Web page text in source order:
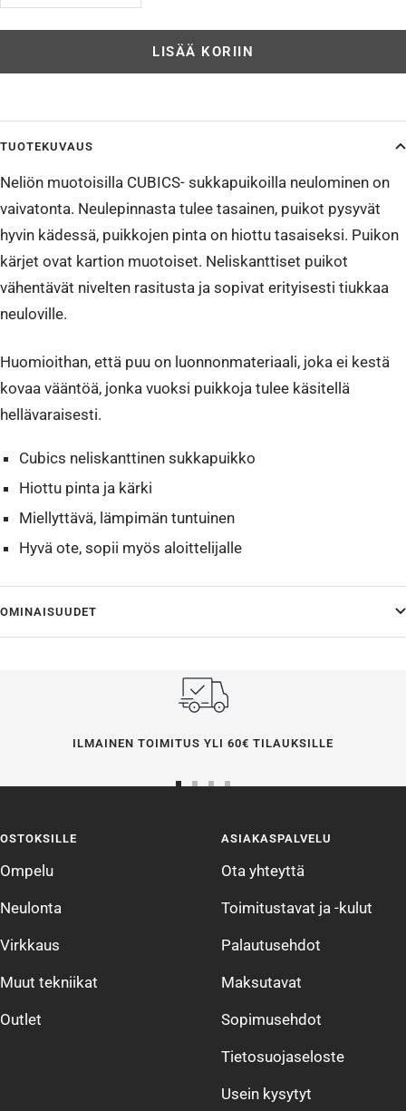
LISÄÄ KORIIN
TUOTEKUVAUS
Neliön muotoisilla CUBICS- sukkapuikoilla neulominen on
vaivatonta. Neulepinnasta tulee tasainen, puikot pysyvät
hyvin kädessä, puikkojen pinta on hiottu tasaiseksi. Puikon
kärjet ovat kartion muotoiset. Neliskanttiset puikot
vähentävät nivelten rasitusta ja sopivat erityisesti tiukkaa
neuloville.
Huomioithan, että puu on luonnonmateriaali, joka ei kestä
kovaa vääntöä, jonka vuoksi puikkoja tulee käsitellä
hellävaraisesti.
Cubics neliskanttinen sukkapuikko
Hiottu pinta ja kärki
Miellyttävä, lämpimän tuntuinen
Hyvä ote, sopii myös aloittelijalle
OMINAISUUDET
ILMAINEN TOIMITUS YLI 60€ TILAUKSILLE
4
OSTOKSILLE
Ompelu
Neulonta
Virkkaus
Muut tekniikat
Outlet
ASIAKASPALVELU
Ota yhteyttä
Toimitustavat ja -kulut
Palautusehdot
Maksutavat
Sopimusehdot
Tietosuojaseloste
Usein kysytyt